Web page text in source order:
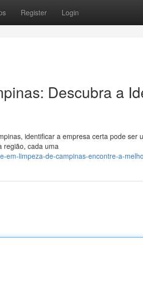
Register Login
Descubra a
identificar a empresa certa pode ser
região, cada uma
em-limpeza-de-campinas-encontre-a-